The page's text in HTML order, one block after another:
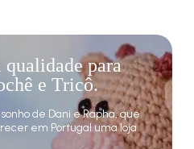
qualidade para
e Tricô.
de Dani e Rapha, que
em Portugal uma loja